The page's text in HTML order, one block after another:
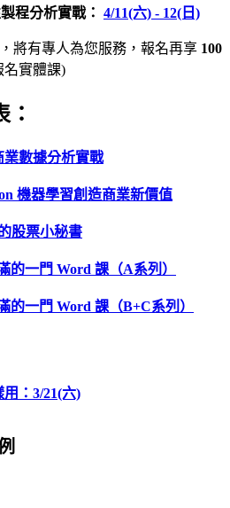
程分析實戰： 4/11(六) - 12(日)
，將有專人為您服務，報名再享 100
名實體課)
：
業數據分析實戰
機器學習創造商業新價值
股票小秘書
的一門 Word 課（A系列）
的一門 Word 課（B+C系列）
：3/21(六)